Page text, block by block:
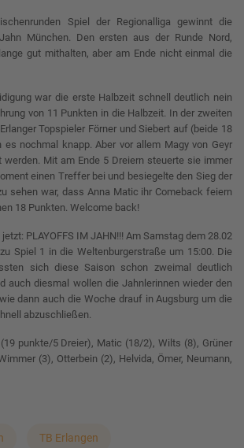
Spiel der Regionalliga gewinnt die
München. Den ersten aus der Runde Nord,
gut mithalten, aber am Ende nicht einmal die
war die erste Halbzeit schnell deutlich nein
von 11 Punkten in die Halbzeit. In der zweiten
Topspieler Förner und Siebert auf (beide 18
es nochmal knapp. Aber vor allem Magy von Geyr
werden. Mit am Ende 5 Dreiern steuerte sie immer
einen Treffer bei und besiegelte den Sieg der
sehen war, dass Anna Matic ihr Comeback feiern
18 Punkten. Welcome back!
PLAYOFFS IM JAHN!!! Am Samstag dem 28.02
Spiel 1 in die Weltenburgerstraße um 15:00. Die
sich diese Saison schon zweimal deutlich
auch diesmal wollen die Jahnlerinnen wieder den
dann auch die Woche drauf in Augsburg um die
abzuschließen.
punkte/5 Dreier), Matic (18/2), Wilts (8), Grüner
(3), Otterbein (2), Helvida, Ömer, Neumann,
TB Erlangen